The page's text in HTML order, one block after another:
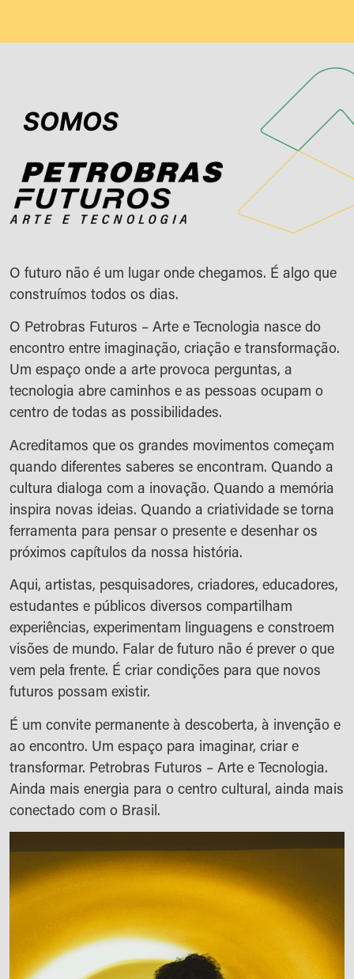
SOMOS
O futuro não é um lugar onde chegamos. É algo que
construímos todos os dias.
O Petrobras Futuros – Arte e Tecnologia nasce do
encontro entre imaginação, criação e transformação.
Um espaço onde a arte provoca perguntas, a
tecnologia abre caminhos e as pessoas ocupam o
centro de todas as possibilidades.
Acreditamos que os grandes movimentos começam
quando diferentes saberes se encontram. Quando a
cultura dialoga com a inovação. Quando a memória
inspira novas ideias. Quando a criatividade se torna
ferramenta para pensar o presente e desenhar os
próximos capítulos da nossa história.
Aqui, artistas, pesquisadores, criadores, educadores,
estudantes e públicos diversos compartilham
experiências, experimentam linguagens e constroem
visões de mundo. Falar de futuro não é prever o que
vem pela frente. É criar condições para que novos
futuros possam existir.
É um convite permanente à descoberta, à invenção e
ao encontro. Um espaço para imaginar, criar e
transformar. Petrobras Futuros – Arte e Tecnologia.
Ainda mais energia para o centro cultural, ainda mais
conectado com o Brasil.